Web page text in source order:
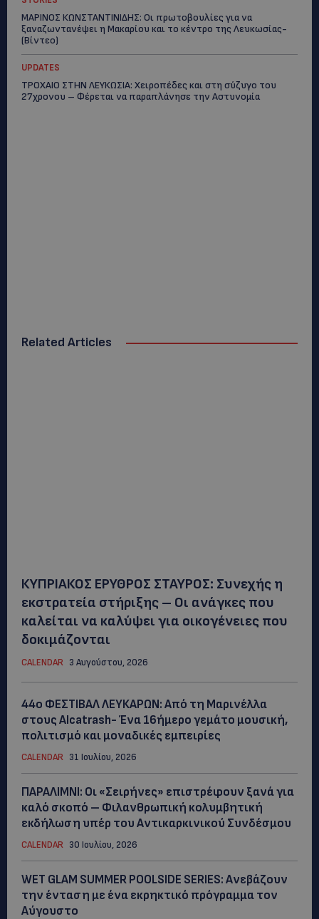
ΜΑΡΙΝΟΣ ΚΩΝΣΤΑΝΤΙΝΙΔΗΣ: Οι πρωτοβουλίες για να
ξαναζωντανέψει η Μακαρίου και το κέντρο της Λευκωσίας-
(Βίντεο)
UPDATES
ΤΡΟΧΑΙΟ ΣΤΗΝ ΛΕΥΚΩΣΙΑ: Χειροπέδες και στη σύζυγο του
27χρονου – Φέρεται να παραπλάνησε την Αστυνομία
Related Articles
ΚΥΠΡΙΑΚΟΣ ΕΡΥΘΡΟΣ ΣΤΑΥΡΟΣ: Συνεχής η
εκστρατεία στήριξης – Οι ανάγκες που
καλείται να καλύψει για οικογένειες που
δοκιμάζονται
CALENDAR 3 Αυγούστου, 2026
44ο ΦΕΣΤΙΒΑΛ ΛΕΥΚΑΡΩΝ: Από τη Μαρινέλλα
στους Alcatrash- Ένα 16ήμερο γεμάτο μουσική,
πολιτισμό και μοναδικές εμπειρίες
CALENDAR 31 Ιουλίου, 2026
ΠΑΡΑΛΙΜΝΙ: Οι «Σειρήνες» επιστρέφουν ξανά για
καλό σκοπό – Φιλανθρωπική κολυμβητική
εκδήλωση υπέρ του Αντικαρκινικού Συνδέσμου
CALENDAR 30 Ιουλίου, 2026
WET GLAM SUMMER POOLSIDE SERIES: Ανεβάζουν
την ένταση με ένα εκρηκτικό πρόγραμμα τον
Αύγουστο